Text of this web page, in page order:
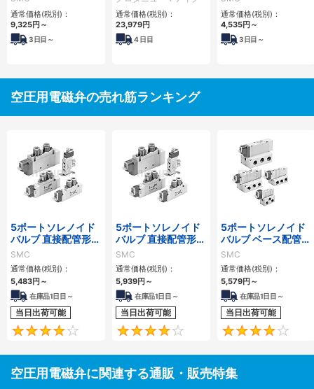
通常価格(税別)：
9,325円～
3日目～
ス
通常価格(税別)：
23,979円
4日目
リーズ 10-SY100シ
リーズ
通常価格(税別)：
4,535円～
3日目～
空圧用電磁弁の売れ筋ランキング
5ポートソレノイド
バルブ 直接配管形
単体 SY3000シリ
ーズ
SMC
通常価格(税別)：
5,483円～
在庫品1日目～
当日出荷可能
4
5ポートソレノイド
バルブ 直接配管形
単体 SY5000シリ
ーズ
SMC
通常価格(税別)：
5,939円～
在庫品1日目～
当日出荷可能
4.2
5ポートソレノイド
バルブ ベース配管形
単体 SY3000・
5000・7000・
9000シリーズ
SMC
通常価格(税別)：
5,579円～
在庫品1日目～
当日出荷可能
空圧用電磁弁に関連する通販・販売特集